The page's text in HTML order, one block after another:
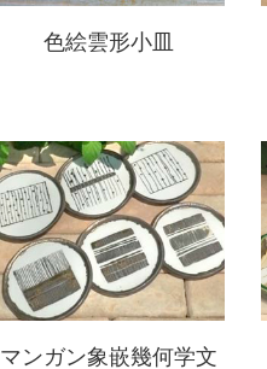
色絵雲形小皿
マンガン象嵌幾何学文